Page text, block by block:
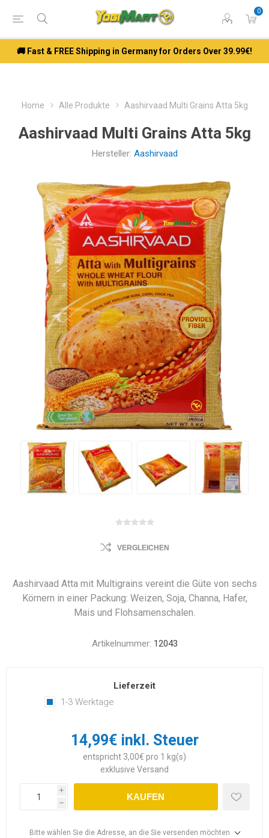
0
🚚 Fast & FREE Shipping in Germany for Orders Over 39.99€!
Home Alle Produkte Aashirvaad Multi Grains Atta 5kg
Aashirvaad Multi Grains Atta 5kg
Hersteller: Aashirvaad
VERGLEICHEN
Aashirvaad Atta mit Multigrains vereint die Güte von sechs
Körnern in einer Packung: Weizen, Soja, Channa, Hafer,
Mais und Flohsamenschalen.
Artikelnummer: 12043
Lieferzeit
1-3 Werktage
14,99€ inkl. Steuer
entspricht 3,00€ pro 1 kg(s)
exklusive Versand
i
h
KAUFEN
Bitte wählen Sie die Adresse, an die Sie versenden möchten